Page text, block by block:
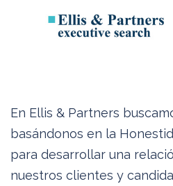
En Ellis & Partners
basándonos en la
para desarrollar una
nuestros clientes y